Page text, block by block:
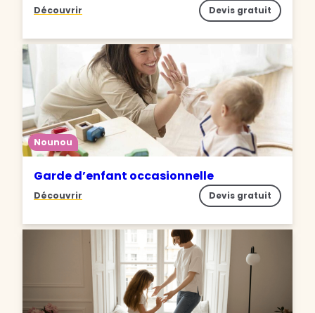
Découvrir Devis gratuit
Nounou
Garde d’enfant occasionnelle
Découvrir Devis gratuit